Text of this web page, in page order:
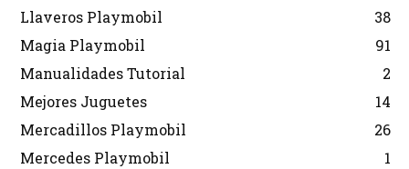
Llaveros Playmobil
38
Magia Playmobil
91
Manualidades Tutorial
2
Mejores Juguetes
14
Mercadillos Playmobil
26
Mercedes Playmobil
1